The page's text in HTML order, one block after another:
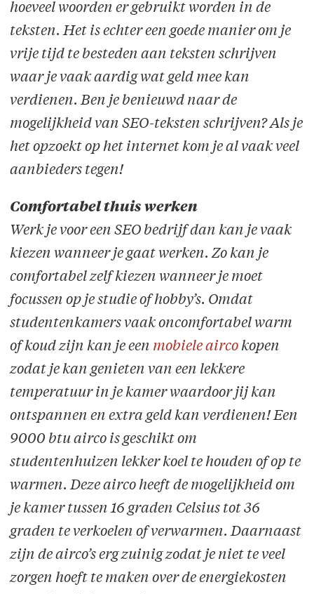
hoeveel woorden er gebruikt worden in de
teksten. Het is echter een goede manier om je
vrije tijd te besteden aan teksten schrijven
waar je vaak aardig wat geld mee kan
verdienen. Ben je benieuwd naar de
mogelijkheid van SEO-teksten schrijven? Als je
het opzoekt op het internet kom je al vaak veel
aanbieders tegen!
Comfortabel thuis werken
Werk je voor een SEO bedrijf dan kan je vaak
kiezen wanneer je gaat werken. Zo kan je
comfortabel zelf kiezen wanneer je moet
focussen op je studie of hobby’s. Omdat
studentenkamers vaak oncomfortabel warm
of koud zijn kan je een mobiele aircokopen
zodat je kan genieten van een lekkere
temperatuur in je kamer waardoor jij kan
ontspannen en extra geld kan verdienen! Een
9000 btu airco is geschikt om
studentenhuizen lekker koel te houden of op te
warmen. Deze airco heeft de mogelijkheid om
je kamer tussen 16 graden Celsius tot 36
graden te verkoelen of verwarmen. Daarnaast
zijn de airco’s erg zuinig zodat je niet te veel
zorgen hoeft te maken over de energiekosten